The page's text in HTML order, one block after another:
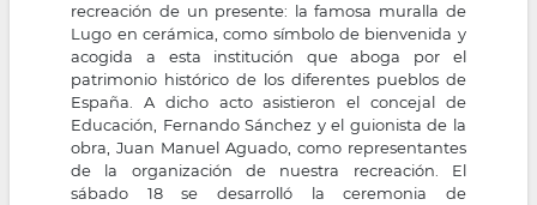
recreación de un presente: la famosa muralla de
Lugo en cerámica, como símbolo de bienvenida y
acogida a esta institución que aboga por el
patrimonio histórico de los diferentes pueblos de
España. A dicho acto asistieron el concejal de
Educación, Fernando Sánchez y el guionista de la
obra, Juan Manuel Aguado, como representantes
de la organización de nuestra recreación. El
sábado 18 se desarrolló la ceremonia de